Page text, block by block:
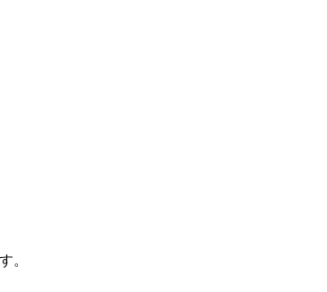
。